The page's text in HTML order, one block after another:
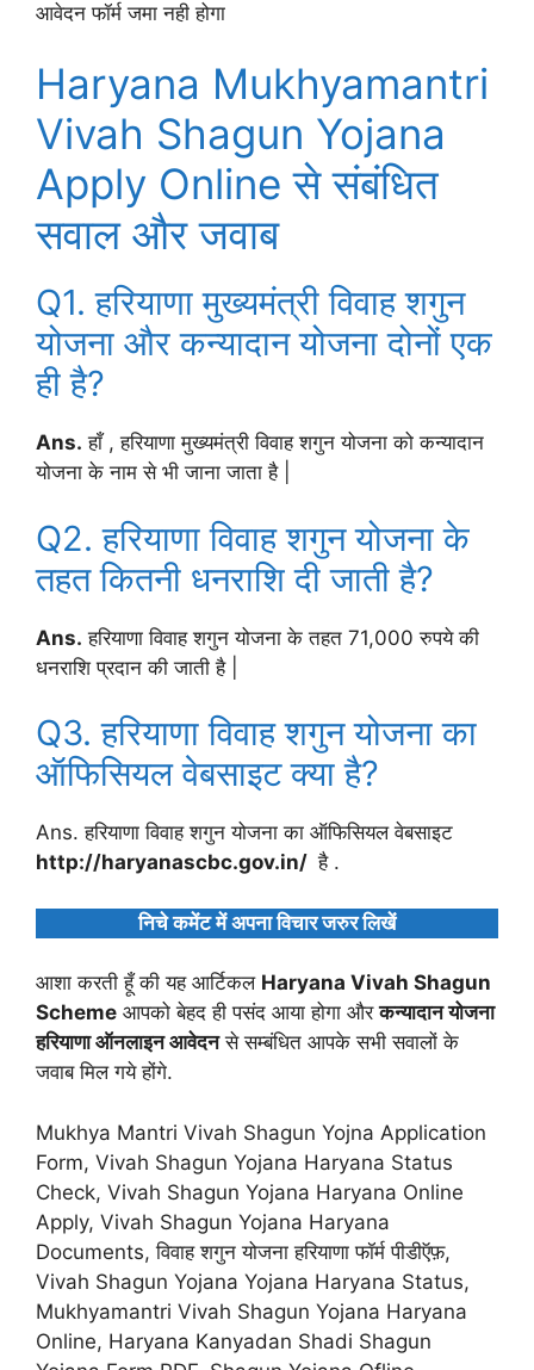
आवेदन फॉर्म जमा नही होगा
Haryana Mukhyamantri
Vivah Shagun Yojana
Apply Online से संबंधित
सवाल और जवाब
Q1. हरियाणा मुख्यमंत्री विवाह शगुन
योजना और कन्यादान योजना दोनों एक
ही है?
Ans. हाँ , हरियाणा मुख्यमंत्री विवाह शगुन योजना को कन्यादान
योजना के नाम से भी जाना जाता है |
Q2. हरियाणा विवाह शगुन योजना के
तहत कितनी धनराशि दी जाती है?
Ans. हरियाणा विवाह शगुन योजना के तहत 71,000 रुपये की
धनराशि प्रदान की जाती है |
Q3. हरियाणा विवाह शगुन योजना का
ऑफिसियल वेबसाइट क्या है?
Ans. हरियाणा विवाह शगुन योजना का ऑफिसियल वेबसाइट
http://haryanascbc.gov.in/ है .
निचे कमेंट में अपना विचार जरुर लिखें
आशा करती हूँ की यह आर्टिकल Haryana Vivah Shagun
Scheme आपको बेहद ही पसंद आया होगा औरकन्यादान योजना
हरियाणा ऑनलाइन आवेदनसे सम्बंधित आपके सभी सवालों के
जवाब मिल गये होंगे.
Mukhya Mantri Vivah Shagun Yojna Application
Form, Vivah Shagun Yojana Haryana Status
Check, Vivah Shagun Yojana Haryana Online
Apply, Vivah Shagun Yojana Haryana
Documents, विवाह शगुन योजना हरियाणा फॉर्म पीडीऍफ़,
Vivah Shagun Yojana Yojana Haryana Status,
Mukhyamantri Vivah Shagun Yojana Haryana
Online, Haryana Kanyadan Shadi Shagun